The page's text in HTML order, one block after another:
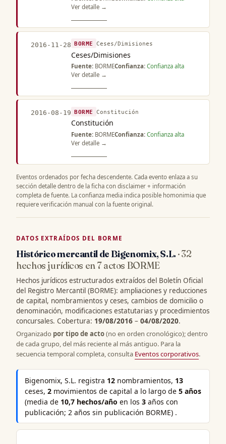
Ver detalle →
2016-11-28 BORME Ceses/Dimisiones
Ceses/Dimisiones
Fuente: BORMEConfianza: Confianza alta
Ver detalle →
2016-08-19 BORME Constitución
Constitución
Fuente: BORMEConfianza: Confianza alta
Ver detalle →
Eventos ordenados por fecha descendente. Cada evento enlaza a su
sección detalle dentro de la ficha con disclaimer + información
completa de fuente. La confianza media indica posible homonimia que
requiere verificación manual con la fuente original.
DATOS EXTRAÍDOS DEL BORME
Histórico mercantil de Bigenomix, S.L. · 32
hechos jurídicos en 7 actos BORME
Hechos jurídicos estructurados extraídos del Boletín Oficial
del Registro Mercantil (BORME): ampliaciones y reducciones
de capital, nombramientos y ceses, cambios de domicilio o
denominación, modificaciones estatutarias y procedimientos
concursales. Cobertura: 19/08/2016 – 04/08/2020.
Organizado por tipo de acto(no en orden cronológico); dentro
de cada grupo, del más reciente al más antiguo. Para la
secuencia temporal completa, consulta Eventos corporativos.
Bigenomix, S.L. registra 12 nombramientos, 13
ceses,2 movimientos de capital a lo largo de5 años
(media de 10,7 hechos/año en los3 años con
publicación; 2 años sin publicación BORME) .